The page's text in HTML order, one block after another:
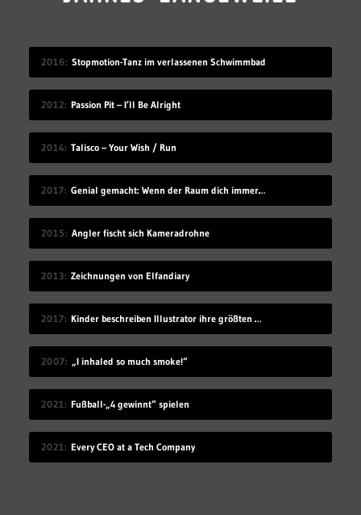
2016 Stopmotion-Tanz im verlassenen Schwimmbad
2012 Passion Pit – I’ll Be Alright
2014 Talisco – Your Wish / Run
2017 Genial gemacht: Wenn der Raum dich immer mehr einengt
2015 Angler fischt sich Kameradrohne
2013 Zeichnungen von Elfandiary
2017 Kinder beschreiben Illustrator ihre größten Ängste
2007 „I inhaled so much smoke!“
2021 Fußball-„4 gewinnt“ spielen
2021 Every CEO at a Tech Company